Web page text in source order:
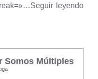
leyendo
Somos Múltiples